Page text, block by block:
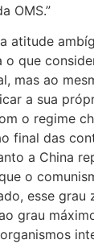
OMS.”
atitude
o que
mas ao
a sua
o regime
final das
a China
o
esse
grau